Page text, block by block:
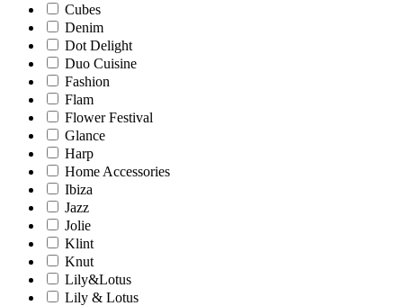
Cubes
Denim
Dot Delight
Duo Cuisine
Fashion
Flam
Flower Festival
Glance
Harp
Home Accessories
Ibiza
Jazz
Jolie
Klint
Knut
Lily&Lotus
Lily & Lotus